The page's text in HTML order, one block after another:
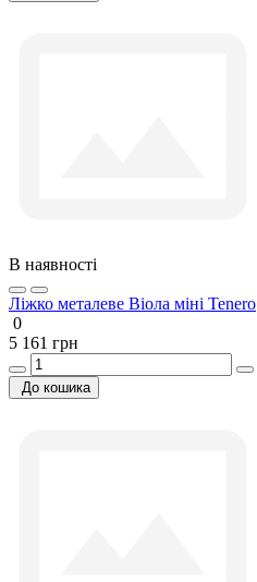
В наявності
Ліжко металеве Віола міні Tenero
0
5 161 грн
До кошика